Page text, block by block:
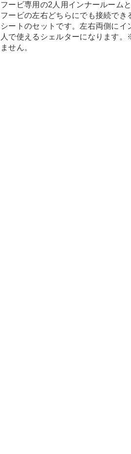
フービ専用の2人用インナールーム
フービの左右どちらにでも接続で
シートのセットです。左右両側に
人で使えるシェルターになります
ません。